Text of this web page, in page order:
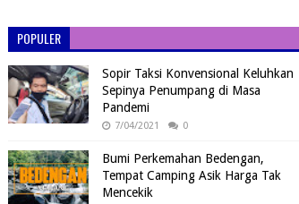
POPULER
Sopir Taksi Konvensional Keluhkan
Sepinya Penumpang di Masa
Pandemi
7/04/2021 0
Bumi Perkemahan Bedengan,
Tempat Camping Asik Harga Tak
Mencekik